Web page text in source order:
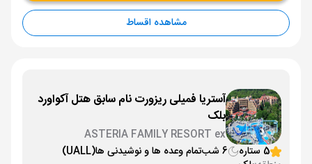
مشاهده اقساط
آستریا فمیلی ریزورت نام سابق هتل آکواورد
بلک
ASTERIA FAMILY RESORT ex
AQUAWORLD BELEK
5 ستاره 6 شب تمام وعده ها و نوشیدنی ها(UALL)